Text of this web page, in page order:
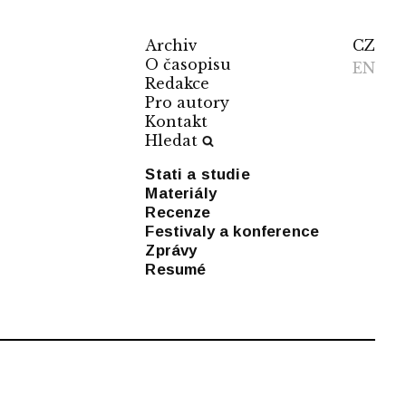
Archiv
O časopisu
Redakce
Pro autory
Kontakt
Hledat
Stati a studie
Materiály
Recenze
Festivaly a konference
Zprávy
Resumé
CZ
EN